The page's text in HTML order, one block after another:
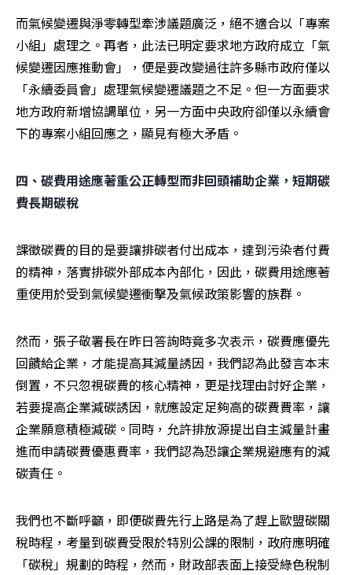
而氣候變遷與淨零轉型牽涉議題廣泛，絕不適合以「專案
小組」處理之。再者，此法已明定要求地方政府成立「氣
候變遷因應推動會」，便是要改變過往許多縣市政府僅以
「永續委員會」處理氣候變遷議題之不足。但一方面要求
地方政府新增協調單位，另一方面中央政府卻僅以永續會
下的專案小組回應之，顯見有極大矛盾。
四、碳費用途應著重公正轉型而非回頭補助企業，短期碳
費長期碳稅
課徵碳費的目的是要讓排碳者付出成本，達到污染者付費
的精神，落實排碳外部成本內部化，因此，碳費用途應著
重使用於受到氣候變遷衝擊及氣候政策影響的族群。
然而，張子敬署長在昨日答詢時竟多次表示，碳費應優先
回饋給企業，才能提高其減量誘因，我們認為此發言本末
倒置，不只忽視碳費的核心精神，更是找理由討好企業，
若要提高企業減碳誘因，就應設定足夠高的碳費費率，讓
企業願意積極減碳。同時，允許排放源提出自主減量計畫
進而申請碳費優惠費率，我們認為恐讓企業規避應有的減
碳責任。
我們也不斷呼籲，即便碳費先行上路是為了趕上歐盟碳關
稅時程，考量到碳費受限於特別公課的限制，政府應明確
「碳稅」規劃的時程，然而，財政部表面上接受綠色稅制